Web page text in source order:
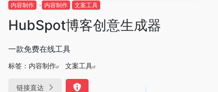
内容制作 内容制作 文案工具
HubSpot博客创意生成器
一款免费在线工具
标签： 内容制作 文案工具
链接直达